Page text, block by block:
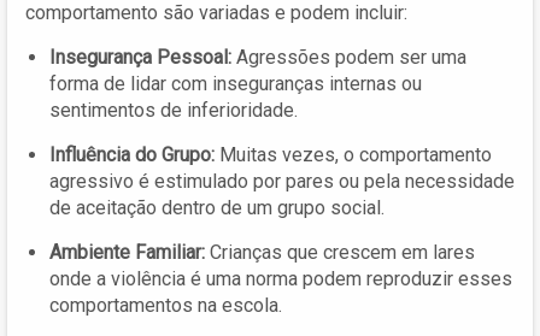
comportamento são variadas e podem incluir:
Insegurança Pessoal: Agressões podem ser uma
forma de lidar com inseguranças internas ou
sentimentos de inferioridade.
Influência do Grupo: Muitas vezes, o comportamento
agressivo é estimulado por pares ou pela necessidade
de aceitação dentro de um grupo social.
Ambiente Familiar: Crianças que crescem em lares
onde a violência é uma norma podem reproduzir esses
comportamentos na escola.